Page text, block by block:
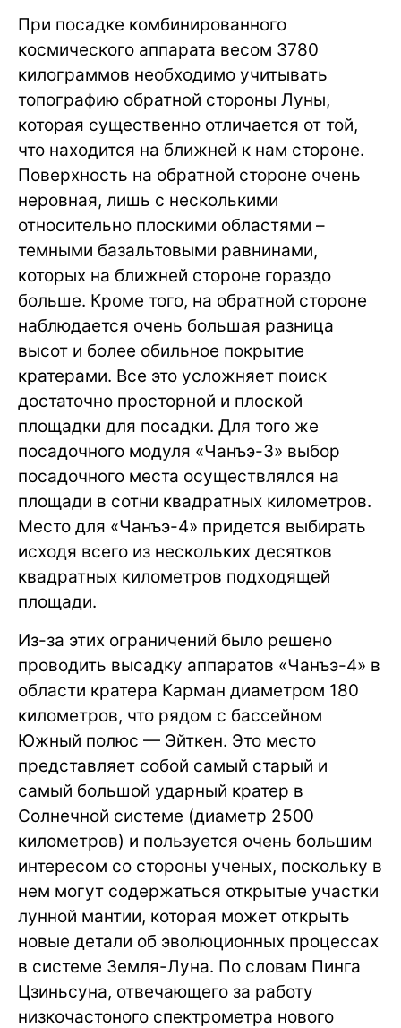
При посадке комбинированного
космического аппарата весом 3780
килограммов необходимо учитывать
топографию обратной стороны Луны,
которая существенно отличается от той,
что находится на ближней к нам стороне.
Поверхность на обратной стороне очень
неровная, лишь с несколькими
относительно плоскими областями –
темными базальтовыми равнинами,
которых на ближней стороне гораздо
больше. Кроме того, на обратной стороне
наблюдается очень большая разница
высот и более обильное покрытие
кратерами. Все это усложняет поиск
достаточно просторной и плоской
площадки для посадки. Для того же
посадочного модуля «Чанъэ-3» выбор
посадочного места осуществлялся на
площади в сотни квадратных километров.
Место для «Чанъэ-4» придется выбирать
исходя всего из нескольких десятков
квадратных километров подходящей
площади.
Из-за этих ограничений было решено
проводить высадку аппаратов «Чанъэ-4» в
области кратера Карман диаметром 180
километров, что рядом с бассейном
Южный полюс — Эйткен. Это место
представляет собой самый старый и
самый большой ударный кратер в
Солнечной системе (диаметр 2500
километров) и пользуется очень большим
интересом со стороны ученых, поскольку в
нем могут содержаться открытые участки
лунной мантии, которая может открыть
новые детали об эволюционных процессах
в системе Земля-Луна. По словам Пинга
Цзиньсуна, отвечающего за работу
низкочастоного спектрометра нового